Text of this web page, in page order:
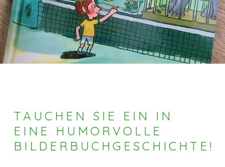
TAUCHEN SIE EIN IN
EINE HUMORVOLLE
BILDERBUCHGESCHICHTE!